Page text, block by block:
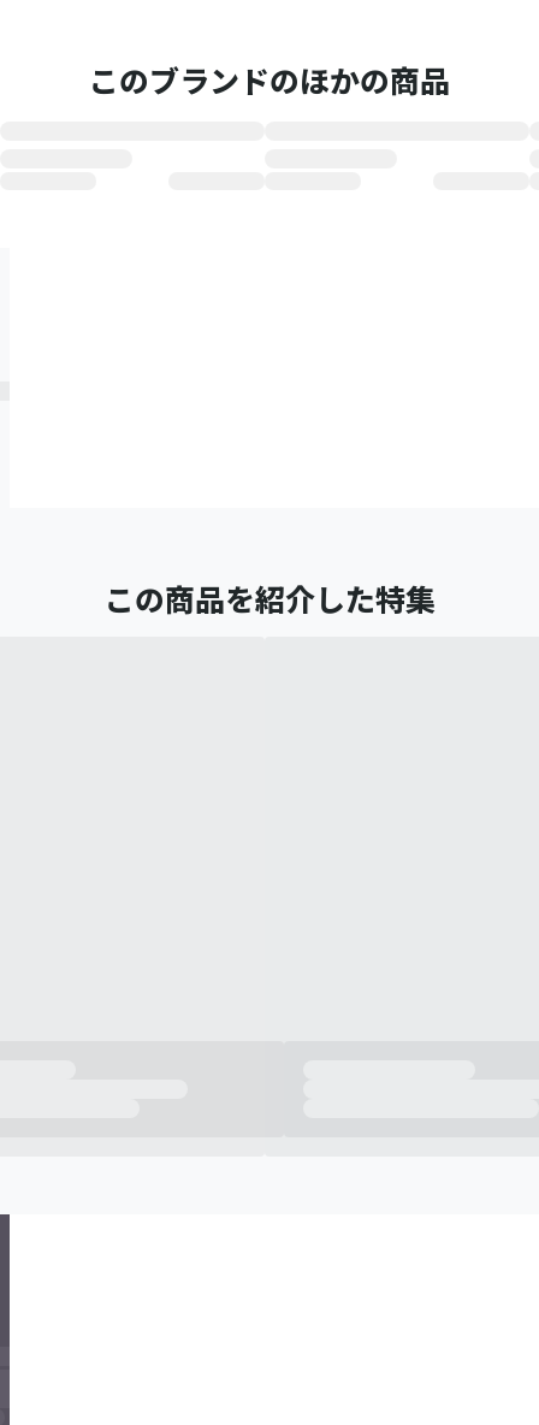
このブランドのほかの商品
この商品を紹介した特集